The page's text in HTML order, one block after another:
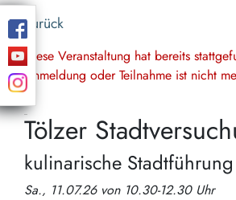
Zurück
Diese Veranstaltung hat bereits
Anmeldung oder Teilnahme ist nicht
Tölzer
kulinarische Stadtführung
Sa., 11.07.26 von 10.30-12.30 Uhr